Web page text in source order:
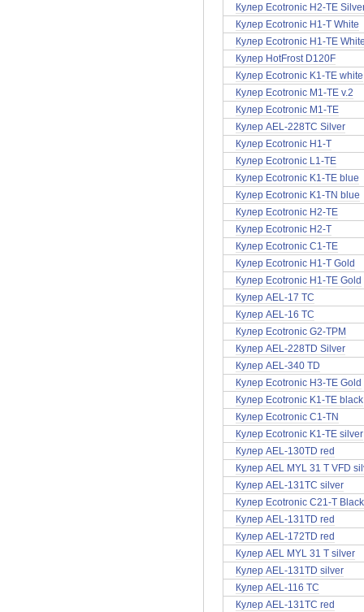
Кулер Ecotronic H2-TE
Кулер Ecotronic H1-T White
Кулер Ecotronic H1-TE
Кулер HotFrost D120F
Кулер Ecotronic K1-TE white
Кулер Ecotronic M1-TE v.2
Кулер Ecotronic M1-TE
Кулер AEL-228TC Silver
Кулер Ecotronic H1-T
Кулер Ecotronic L1-TE
Кулер Ecotronic K1-TE blue
Кулер Ecotronic K1-TN blue
Кулер Ecotronic H2-TE
Кулер Ecotronic H2-T
Кулер Ecotronic C1-TE
Кулер Ecotronic H1-T Gold
Кулер Ecotronic H1-TE Gold
Кулер AEL-17 TC
Кулер AEL-16 TC
Кулер Ecotronic G2-TPM
Кулер AEL-228TD Silver
Кулер AEL-340 TD
Кулер Ecotronic H3-TE Gold
Кулер Ecotronic K1-TE black
Кулер Ecotronic C1-TN
Кулер Ecotronic K1-TE silver
Кулер AEL-130TD red
Кулер AEL MYL 31 T VFD
Кулер AEL-131TC silver
Кулер Ecotronic C21-T Black
Кулер AEL-131TD red
Кулер AEL-172TD red
Кулер AEL MYL 31 T silver
Кулер AEL-131TD silver
Кулер AEL-116 TC
Кулер AEL-131TC red